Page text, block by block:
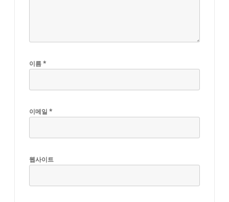
이름*
이메일 *
웹사이트